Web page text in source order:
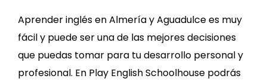
Aprender inglés en Almería y Aguadulce es muy
fácil y puede ser una de las mejores decisiones
que puedas tomar para tu desarrollo personal y
profesional. En Play English Schoolhouse podrás